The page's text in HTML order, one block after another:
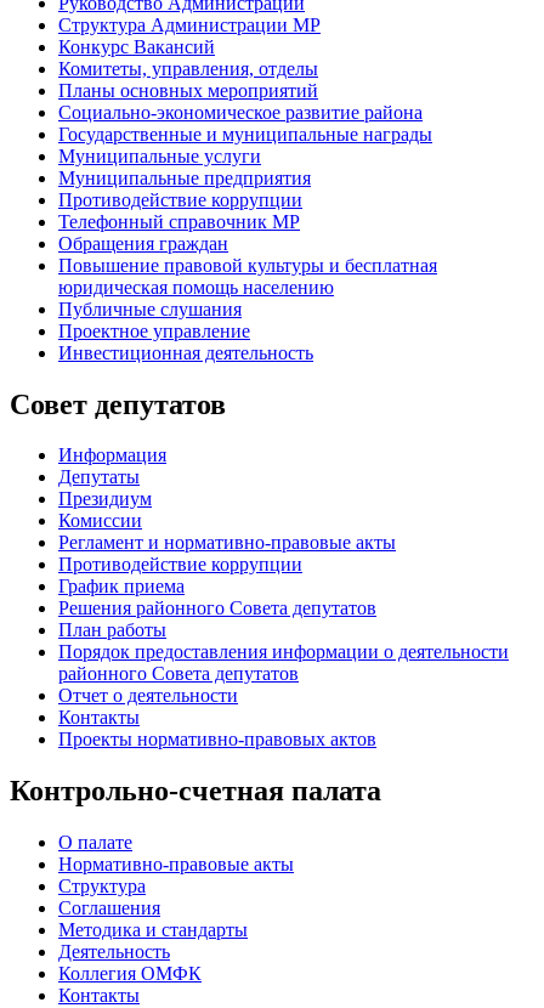
Структура Администрации МР
Конкурс Вакансий
Комитеты, управления, отделы
Планы основных мероприятий
Социально-экономическое развитие района
Государственные и муниципальные награды
Муниципальные услуги
Муниципальные предприятия
Противодействие коррупции
Телефонный справочник МР
Обращения граждан
Повышение правовой культуры и бесплатная
юридическая помощь населению
Публичные слушания
Проектное управление
Инвестиционная деятельность
Совет депутатов
Информация
Депутаты
Президиум
Комиссии
Регламент и нормативно-правовые акты
Противодействие коррупции
График приема
Решения районного Совета депутатов
План работы
Порядок предоставления информации о деятельности
районного Совета депутатов
Отчет о деятельности
Контакты
Проекты нормативно-правовых актов
Контрольно-счетная палата
О палате
Нормативно-правовые акты
Структура
Соглашения
Методика и стандарты
Деятельность
Коллегия ОМФК
Контакты